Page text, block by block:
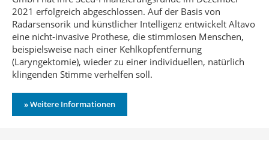
2021 erfolgreich abgeschlossen. Auf der Basis von
Radarsensorik und künstlicher Intelligenz entwickelt Altavo
eine nicht-invasive Prothese, die stimmlosen Menschen,
beispielsweise nach einer Kehlkopfentfernung
(Laryngektomie), wieder zu einer individuellen, natürlich
klingenden Stimme verhelfen soll.
» Weitere Informationen